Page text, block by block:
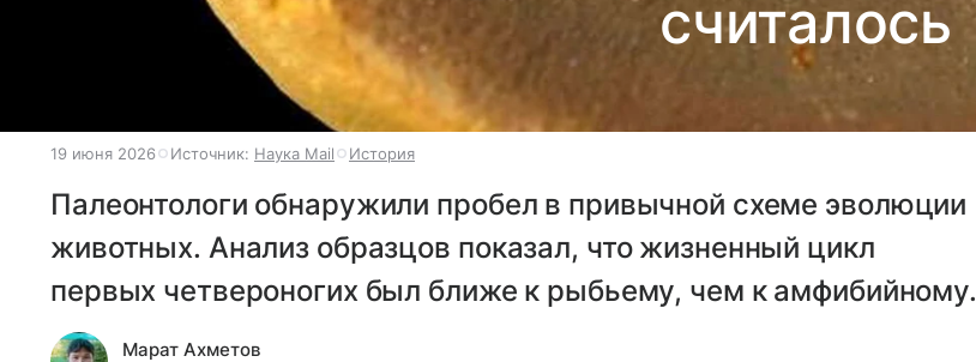
считалось
19 июня 2026 Источник: Наука Mail История
Палеонтологи обнаружили пробел в привычной схеме эволюции
животных. Анализ образцов показал, что жизненный цикл
первых четвероногих был ближе к рыбьему, чем к амфибийному.
Марат Ахметов